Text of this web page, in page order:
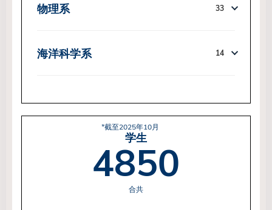
物理系 33
海洋科学系 14
*截至2025年10月
学生
4850
合共